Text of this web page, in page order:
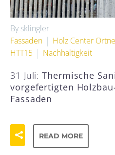
By sklingler
Fassaden
Holz Center
HTT15
Nachhaltigkeit
31 Juli:Thermische
vorgefertigten
Fassaden
READ MORE